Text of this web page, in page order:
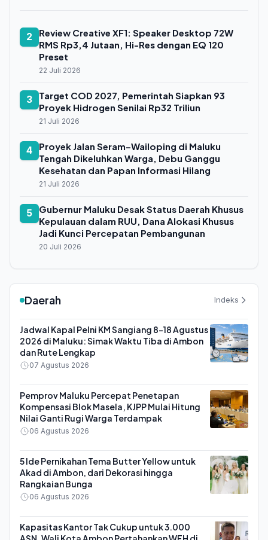
2
Review Creative XF1: Speaker Desktop 72W
RMS Rp3,4 Jutaan, Hi-Res dengan EQ 120
Preset
22 Juli 2026
3
Target COD 2027, Pemerintah Siapkan 93
Proyek Hidrogen Senilai Rp32 Triliun
21 Juli 2026
4
Proyek Jalan Seram–Wailoping di Maluku
Tengah Dikeluhkan Warga, Debu Ganggu
Kesehatan dan Papan Informasi Hilang
21 Juli 2026
5
Gubernur Maluku Desak Status Daerah Khusus
Kepulauan dalam RUU, Dana Alokasi Khusus
Jadi Kunci Percepatan Pembangunan
20 Juli 2026
Daerah Indeks
Jadwal Kapal Pelni KM Sangiang 8-18 Agustus
2026 di Maluku: Simak Waktu Tiba di Ambon
dan Rute Lengkap
07 Agustus 2026
Pemprov Maluku Percepat Penetapan
Kompensasi Blok Masela, KJPP Mulai Hitung
Nilai Ganti Rugi Warga Terdampak
06 Agustus 2026
5 Ide Pernikahan Tema Butter Yellow untuk
Akad di Ambon, dari Dekorasi hingga
Rangkaian Bunga
06 Agustus 2026
Kapasitas Kantor Tak Cukup untuk 3.000